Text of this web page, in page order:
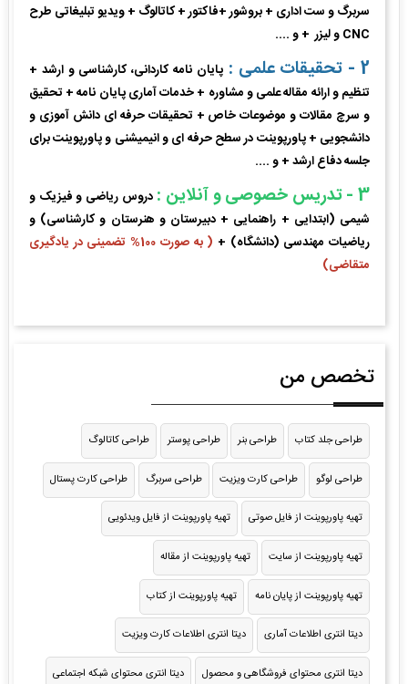
سربرگ و ست اداری + بروشور +فاکتور + کاتالوگ + ویدیو تبلیغاتی طرح
CNC و لیزر + و ....
2 - تحقیقات علمی :
پایان نامه کاردانی، کارشناسی و ارشد +
تنظیم و ارائه مقاله علمی و مشاوره + خدمات آماری پایان نامه + تحقیق
و سرچ مقالات و موضوعات خاص + تحقیقات حرفه ای دانش آموزی و
دانشجویی + پاورپوینت در سطح حرفه ای و انیمیشنی و پاورپوینت برای
جلسه دفاع ارشد + و ....
3 - تدریس خصوصی و آنلاین :
دروس ریاضی و فیزیک و
شیمی (ابتدایی + راهنمایی + دبیرستان و هنرستان و کارشناسی) و
ریاضیات مهندسی (دانشگاه) +
( به صورت 100% تضمینی در یادگیری
متقاضی)
تخصص من
طراحی جلد کتاب طراحی بنر طراحی پوستر طراحی کاتالوگ
طراحی لوگو طراحی کارت ویزیت طراحی سربرگ طراحی کارت پستال
تهیه پاورپوینت از فایل صوتی تهیه پاورپوینت از فایل ویدئویی
تهیه پاورپوینت از سایت تهیه پاورپوینت از مقاله
تهیه پاورپوینت از پایان نامه تهیه پاورپوینت از کتاب
دیتا انتری اطلاعات آماری دیتا انتری اطلاعات کارت ویزیت
دیتا انتری محتوای فروشگاهی و محصول دیتا انتری محتوای شبکه اجتماعی